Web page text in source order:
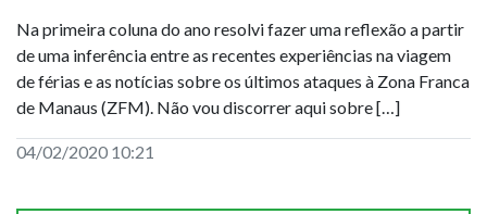
Na primeira coluna do ano resolvi fazer uma reflexão a partir
de uma inferência entre as recentes experiências na viagem
de férias e as notícias sobre os últimos ataques à Zona Franca
de Manaus (ZFM). Não vou discorrer aqui sobre […]
04/02/2020 10:21